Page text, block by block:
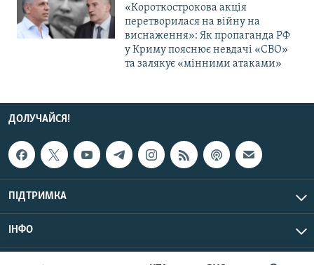
«Короткострокова акція
перетворилася на війну на
виснаження»: Як пропаганда РФ
у Криму пояснює невдачі «СВО»
та залякує «мінними атаками»
ДОЛУЧАЙСЯ!
ПІДТРИМКА
ІНФО